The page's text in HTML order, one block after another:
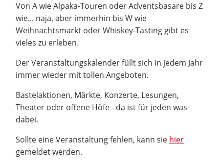
Von A wie Alpaka-Touren oder Adventsbasare bis Z
wie... naja, aber immerhin bis W wie
Weihnachtsmarkt oder Whiskey-Tasting gibt es
vieles zu erleben.
Der Veranstaltungskalender füllt sich in jedem Jahr
immer wieder mit tollen Angeboten.
Bastelaktionen, Märkte, Konzerte, Lesungen,
Theater oder offene Höfe - da ist für jeden was
dabei.
Sollte eine Veranstaltung fehlen, kann sie hier
gemeldet werden.